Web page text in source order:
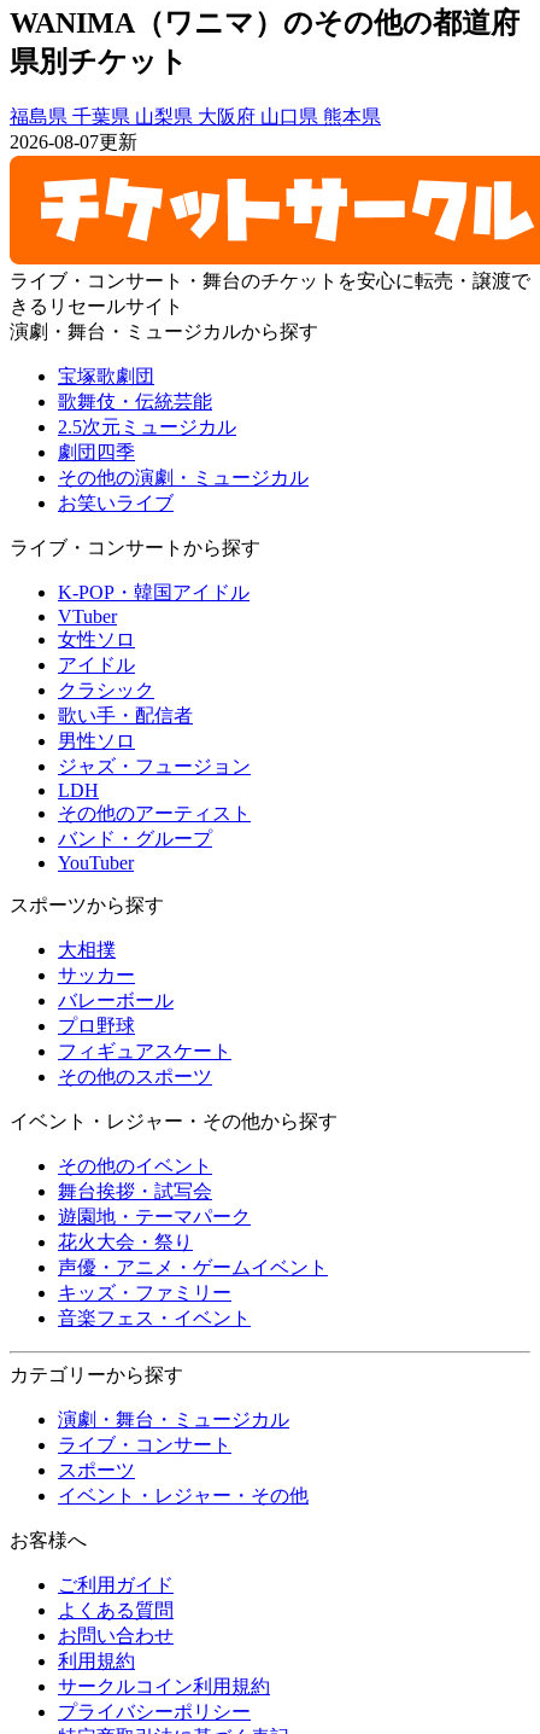
WANIMA（ワニマ）のその他の都道府
県別チケット
福島県 千葉県 山梨県 大阪府 山口県 熊本県
2026-08-07更新
ライブ・コンサート・舞台のチケットを安心に転売・譲渡で
きるリセールサイト
演劇・舞台・ミュージカルから探す
宝塚歌劇団
歌舞伎・伝統芸能
2.5次元ミュージカル
劇団四季
その他の演劇・ミュージカル
お笑いライブ
ライブ・コンサートから探す
K-POP・韓国アイドル
VTuber
女性ソロ
アイドル
クラシック
歌い手・配信者
男性ソロ
ジャズ・フュージョン
LDH
その他のアーティスト
バンド・グループ
YouTuber
スポーツから探す
大相撲
サッカー
バレーボール
プロ野球
フィギュアスケート
その他のスポーツ
イベント・レジャー・その他から探す
その他のイベント
舞台挨拶・試写会
遊園地・テーマパーク
花火大会・祭り
声優・アニメ・ゲームイベント
キッズ・ファミリー
音楽フェス・イベント
カテゴリーから探す
演劇・舞台・ミュージカル
ライブ・コンサート
スポーツ
イベント・レジャー・その他
お客様へ
ご利用ガイド
よくある質問
お問い合わせ
利用規約
サークルコイン利用規約
プライバシーポリシー